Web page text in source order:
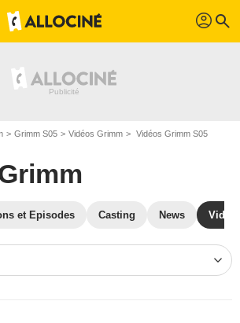
profil search
Grimm S05 Vidéos Grimm Vidéos Grimm S05
et Episodes Casting News